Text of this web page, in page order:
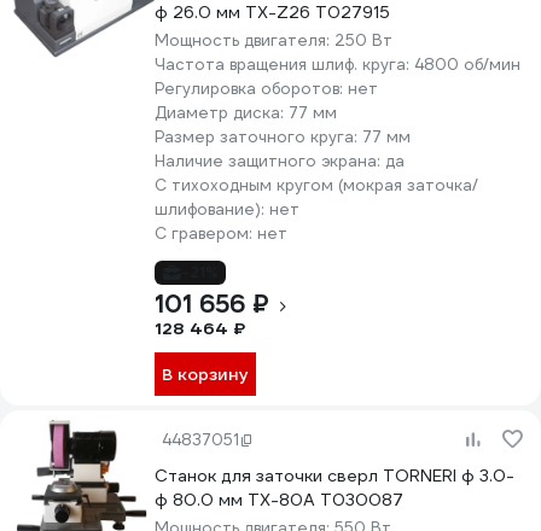
ф 26.0 мм TX-Z26 Т027915
Мощность двигателя: 250 Вт
Частота вращения шлиф. круга: 4800 об/мин
Регулировка оборотов: нет
Диаметр диска: 77 мм
Размер заточного круга: 77 мм
Наличие защитного экрана: да
С тихоходным кругом (мокрая заточка/
шлифование): нет
С гравером: нет
101 656 ₽
128 464 ₽
В корзину
44837051
Станок для заточки сверл TORNERI ф 3.0-
ф 80.0 мм TX-80A Т030087